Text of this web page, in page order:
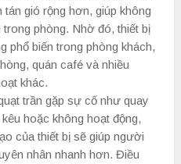
tán gió rộng hơn, giúp không
phòng. Nhờ đó, thiết bị
phổ biến trong phòng khách,
quán café và nhiều
khác.
trần gặp sự cố như quay
hoặc không hoạt động,
của thiết bị sẽ giúp người
nhân nhanh hơn. Điều